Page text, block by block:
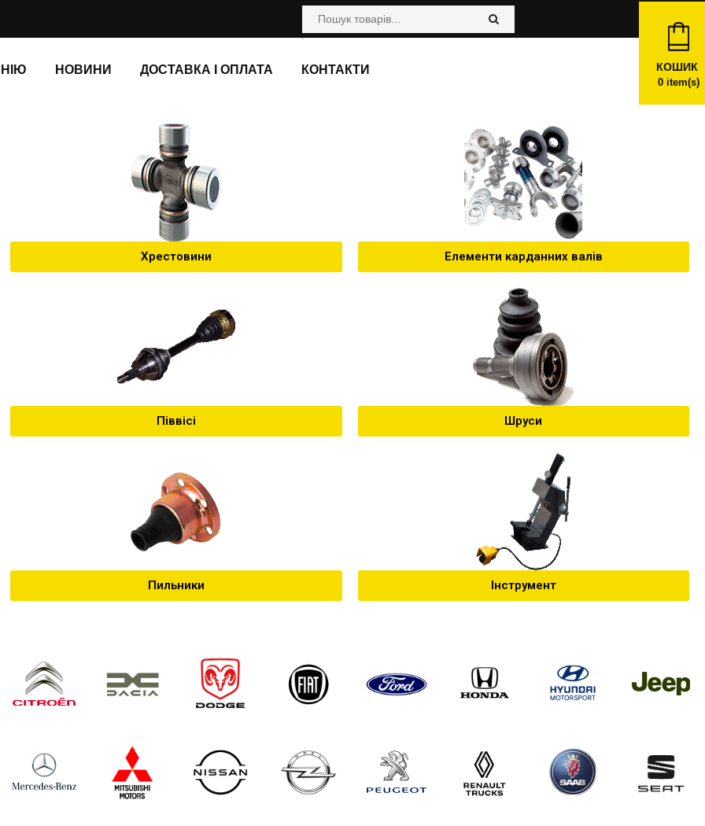
НОВИНИ ДОСТАВКА І ОПЛАТА КОНТАКТИ КОШИК
0item(s)
Хрестовини Елементи карданних валів
Піввісі Шруси
Пильники Інструмент